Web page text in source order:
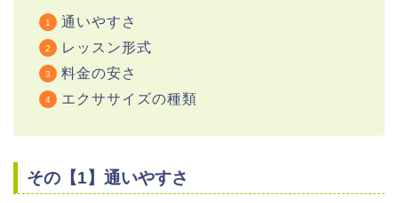
通いやすさ
レッスン形式
料金の安さ
エクササイズの種類
その【1】通いやすさ